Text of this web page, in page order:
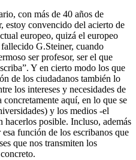
con más de 40 años de
estoy convencido del acierto de
europeo, quizá el europeo
G.Steiner, cuando
ser profesor, ser el que
Y en cierto modo los que
de los ciudadanos también lo
los intereses y necesidades de
aquí, en lo que se
y los medios -el
hacerlos posible. Incluso, además
función de los escribanos que
que nos transmiten los